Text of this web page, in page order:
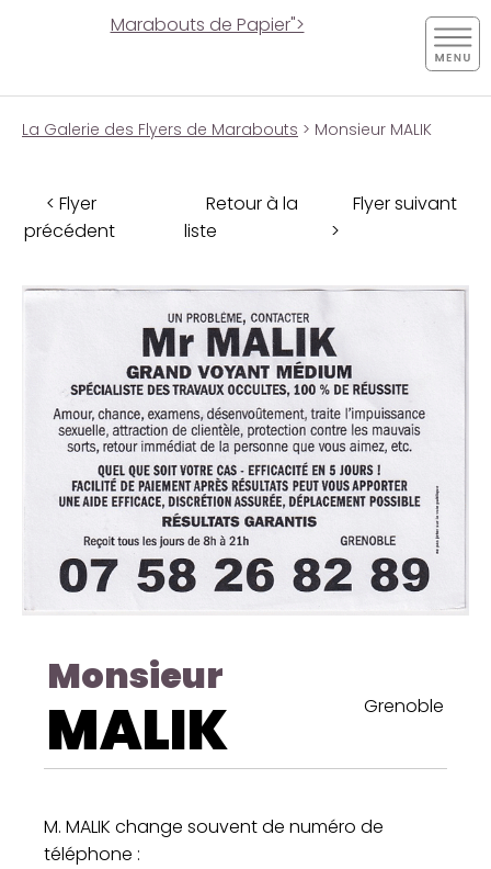
Marabouts de Papier">
La Galerie des Flyers de Marabouts > Monsieur MALIK
< Flyer
précédent
Retour à la
liste
Flyer suivant
>
Monsieur
MALIK Grenoble
M. MALIK change souvent de numéro de
téléphone :